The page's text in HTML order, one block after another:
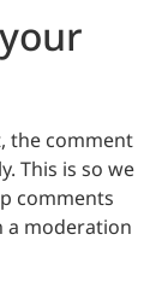
the comment
This is so we
comments
a moderation